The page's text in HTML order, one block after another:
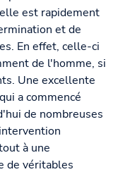
est rapidement
et de
En effet, celle-ci
de l'homme, si
Une excellente
a commencé
de nombreuses
à une
de véritables